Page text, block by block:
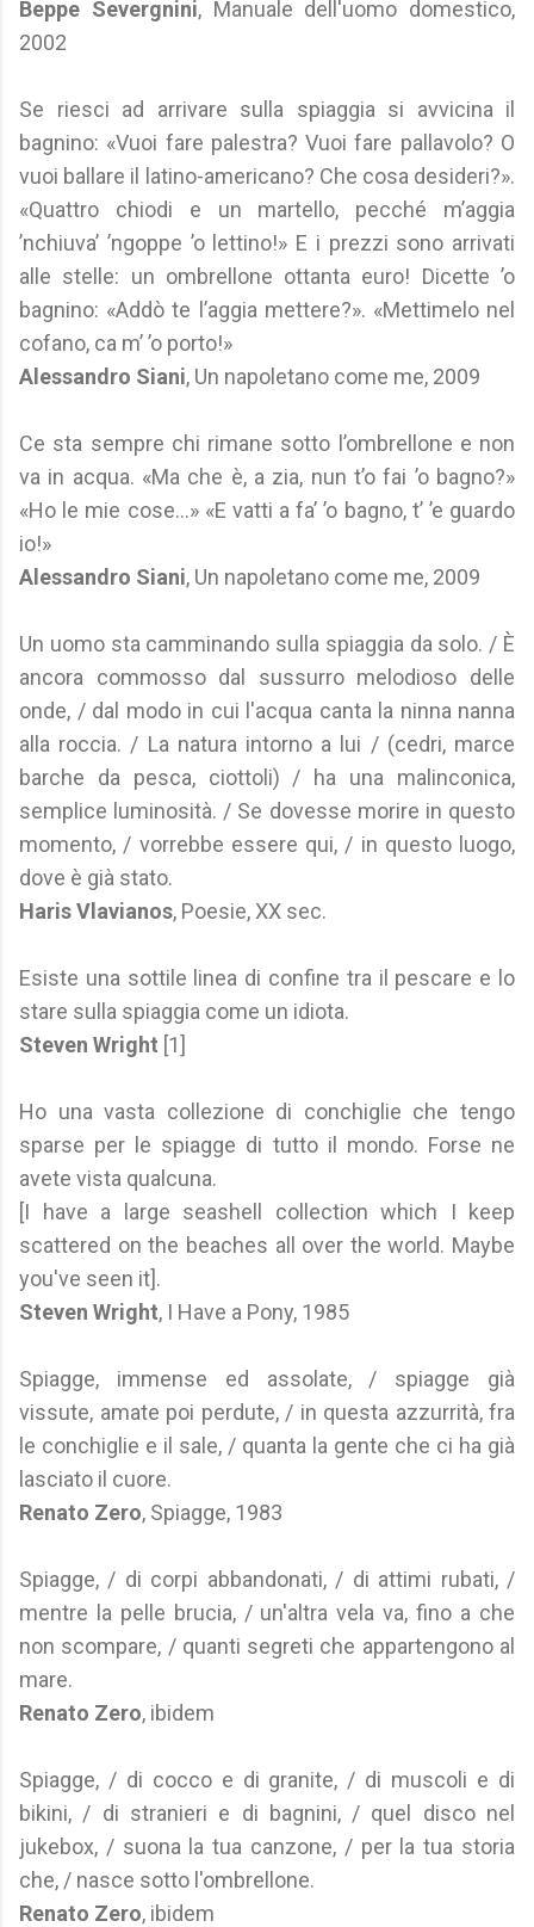
Beppe Severgnini, Manuale dell'uomo domestico,
2002
Se riesci ad arrivare sulla spiaggia si avvicina il
bagnino: «Vuoi fare palestra? Vuoi fare pallavolo? O
vuoi ballare il latino-americano? Che cosa desideri?».
«Quattro chiodi e un martello, pecché m’aggia
’nchiuva’ ’ngoppe ’o lettino!» E i prezzi sono arrivati
alle stelle: un ombrellone ottanta euro! Dicette ’o
bagnino: «Addò te l’aggia mettere?». «Mettimelo nel
cofano, ca m’ ’o porto!»
Alessandro Siani, Un napoletano come me, 2009
Ce sta sempre chi rimane sotto l’ombrellone e non
va in acqua. «Ma che è, a zia, nun t’o fai ’o bagno?»
«Ho le mie cose…» «E vatti a fa’ ’o bagno, t’ ’e guardo
io!»
Alessandro Siani, Un napoletano come me, 2009
Un uomo sta camminando sulla spiaggia da solo. / È
ancora commosso dal sussurro melodioso delle
onde, / dal modo in cui l'acqua canta la ninna nanna
alla roccia. / La natura intorno a lui / (cedri, marce
barche da pesca, ciottoli) / ha una malinconica,
semplice luminosità. / Se dovesse morire in questo
momento, / vorrebbe essere qui, / in questo luogo,
dove è già stato.
Haris Vlavianos, Poesie, XX sec.
Esiste una sottile linea di confine tra il pescare e lo
stare sulla spiaggia come un idiota.
Steven Wright [1]
Ho una vasta collezione di conchiglie che tengo
sparse per le spiagge di tutto il mondo. Forse ne
avete vista qualcuna.
[I have a large seashell collection which I keep
scattered on the beaches all over the world. Maybe
you've seen it].
Steven Wright, I Have a Pony, 1985
Spiagge, immense ed assolate, / spiagge già
vissute, amate poi perdute, / in questa azzurrità, fra
le conchiglie e il sale, / quanta la gente che ci ha già
lasciato il cuore.
Renato Zero, Spiagge, 1983
Spiagge, / di corpi abbandonati, / di attimi rubati, /
mentre la pelle brucia, / un'altra vela va, fino a che
non scompare, / quanti segreti che appartengono al
mare.
Renato Zero, ibidem
Spiagge, / di cocco e di granite, / di muscoli e di
bikini, / di stranieri e di bagnini, / quel disco nel
jukebox, / suona la tua canzone, / per la tua storia
che, / nasce sotto l'ombrellone.
Renato Zero, ibidem